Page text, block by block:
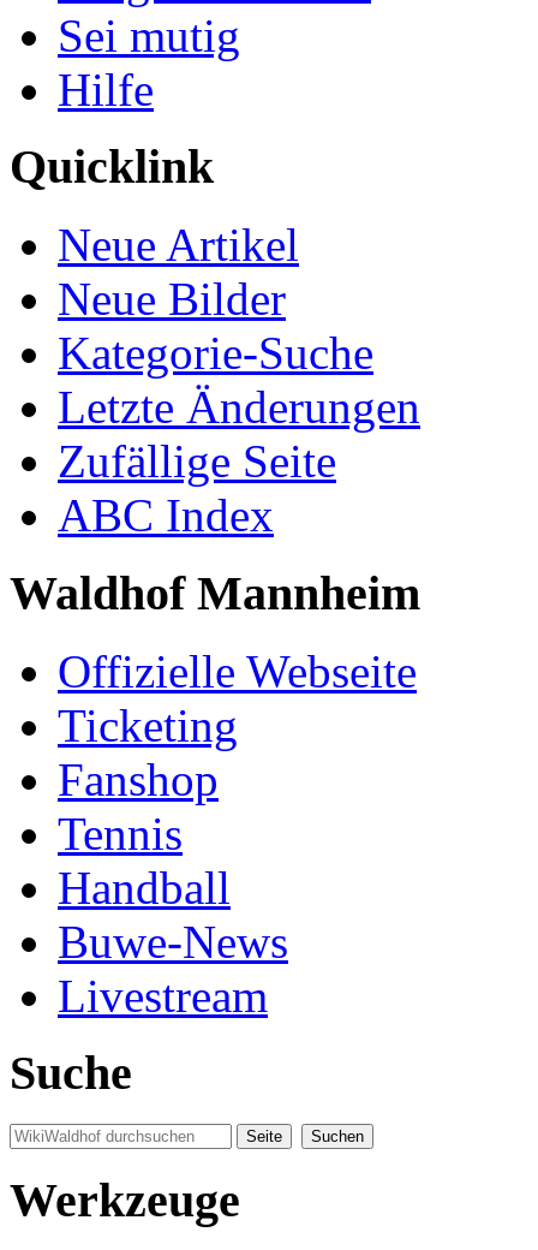
Sei mutig
Hilfe
Quicklink
Neue Artikel
Neue Bilder
Kategorie-Suche
Letzte Änderungen
Zufällige Seite
ABC Index
Waldhof Mannheim
Offizielle Webseite
Ticketing
Fanshop
Tennis
Handball
Buwe-News
Livestream
Suche
Werkzeuge